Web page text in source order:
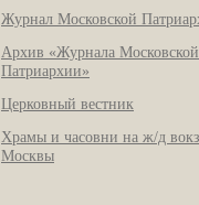
Журнал Московской
Архив «Журнала Московской
Патриархии»
Церковный вестник
Храмы и часовни на ж/д
Москвы